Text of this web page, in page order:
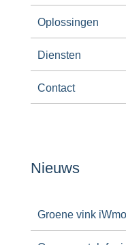
Oplossingen
Diensten
Contact
Nieuws
Groene vink